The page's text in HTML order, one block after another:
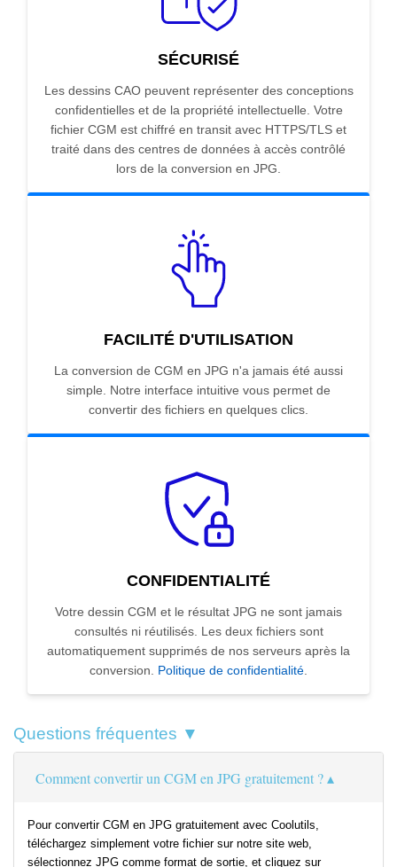
SÉCURISÉ
Les dessins CAO peuvent représenter des conceptions
confidentielles et de la propriété intellectuelle. Votre
fichier CGM est chiffré en transit avec HTTPS/TLS et
traité dans des centres de données à accès contrôlé
lors de la conversion en JPG.
FACILITÉ D'UTILISATION
La conversion de CGM en JPG n'a jamais été aussi
simple. Notre interface intuitive vous permet de
convertir des fichiers en quelques clics.
CONFIDENTIALITÉ
Votre dessin CGM et le résultat JPG ne sont jamais
consultés ni réutilisés. Les deux fichiers sont
automatiquement supprimés de nos serveurs après la
conversion. Politique de confidentialité.
Questions fréquentes ▼
Comment convertir un CGM en JPG gratuitement ?
Pour convertir CGM en JPG gratuitement avec Coolutils,
téléchargez simplement votre fichier sur notre site web,
sélectionnez JPG comme format de sortie, et cliquez sur